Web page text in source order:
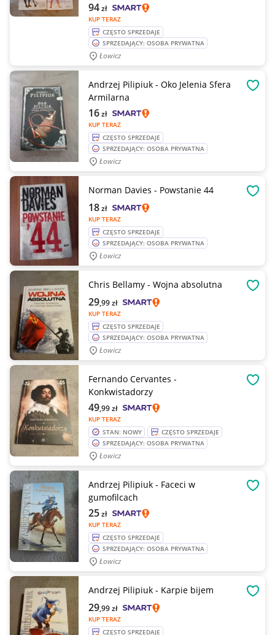
KUP TERAZ
94zł
CZĘSTO SPRZEDAJE
SPRZEDAJĄCY: OSOBA PRYWATNA
Łowicz
Andrzej Pilipiuk - Oko Jelenia Sfera
Armilarna
KUP TERAZ
16zł
CZĘSTO SPRZEDAJE
SPRZEDAJĄCY: OSOBA PRYWATNA
Łowicz
Norman Davies - Powstanie 44
KUP TERAZ
18zł
CZĘSTO SPRZEDAJE
SPRZEDAJĄCY: OSOBA PRYWATNA
Łowicz
Chris Bellamy - Wojna absolutna
KUP TERAZ
29,99zł
CZĘSTO SPRZEDAJE
SPRZEDAJĄCY: OSOBA PRYWATNA
Łowicz
Fernando Cervantes -
Konkwistadorzy
KUP TERAZ
49,99zł
STAN: NOWY
CZĘSTO SPRZEDAJE
SPRZEDAJĄCY: OSOBA PRYWATNA
Łowicz
Andrzej Pilipiuk - Faceci w
gumofilcach
KUP TERAZ
25zł
CZĘSTO SPRZEDAJE
SPRZEDAJĄCY: OSOBA PRYWATNA
Łowicz
Andrzej Pilipiuk - Karpie bijem
KUP TERAZ
29,99zł
CZĘSTO SPRZEDAJE